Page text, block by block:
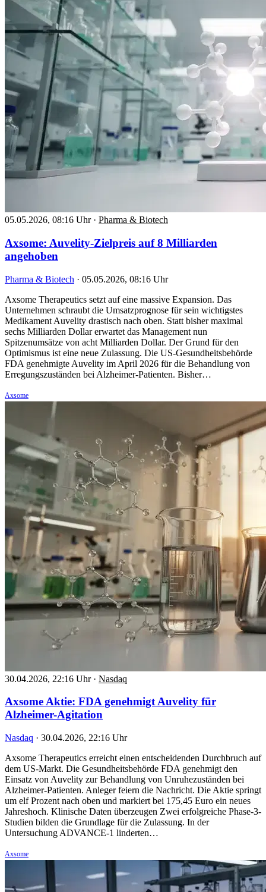
05.05.2026, 08:16 Uhr · Pharma & Biotech
Axsome: Auvelity-Zielpreis auf 8 Milliarden
angehoben
Pharma & Biotech · 05.05.2026, 08:16 Uhr
Axsome Therapeutics setzt auf eine massive Expansion. Das
Unternehmen schraubt die Umsatzprognose für sein wichtigstes
Medikament Auvelity drastisch nach oben. Statt bisher maximal
sechs Milliarden Dollar erwartet das Management nun
Spitzenumsätze von acht Milliarden Dollar. Der Grund für den
Optimismus ist eine neue Zulassung. Die US-Gesundheitsbehörde
FDA genehmigte Auvelity im April 2026 für die Behandlung von
Erregungszuständen bei Alzheimer-Patienten. Bisher…
Axsome
30.04.2026, 22:16 Uhr · Nasdaq
Axsome Aktie: FDA genehmigt Auvelity für
Alzheimer-Agitation
Nasdaq · 30.04.2026, 22:16 Uhr
Axsome Therapeutics erreicht einen entscheidenden Durchbruch auf
dem US-Markt. Die Gesundheitsbehörde FDA genehmigt den
Einsatz von Auvelity zur Behandlung von Unruhezuständen bei
Alzheimer-Patienten. Anleger feiern die Nachricht. Die Aktie springt
um elf Prozent nach oben und markiert bei 175,45 Euro ein neues
Jahreshoch. Klinische Daten überzeugen Zwei erfolgreiche Phase-3-
Studien bilden die Grundlage für die Zulassung. In der
Untersuchung ADVANCE-1 linderten…
Axsome